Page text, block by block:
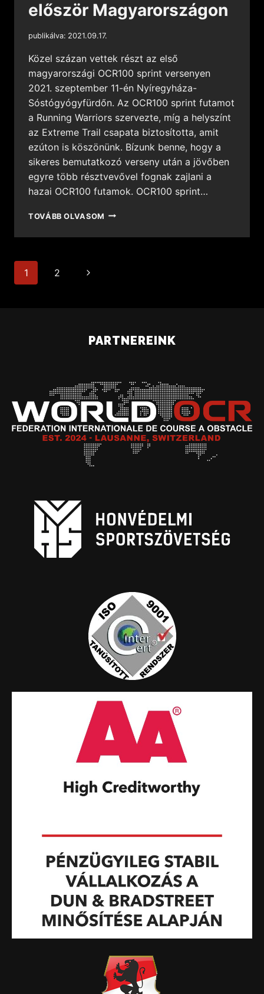
először Magyarországon
publikálva: 2021.09.17.
Közel százan vettek részt az első
magyarországi OCR100 sprint versenyen
2021. szeptember 11-én Nyíregyháza-
Sóstógyógyfürdőn. Az OCR100 sprint futamot
a Running Warriors szervezte, míg a helyszínt
az Extreme Trail csapata biztosította, amit
ezúton is köszönünk. Bízunk benne, hogy a
sikeres bemutatkozó verseny után a jövőben
egyre több résztvevővel fognak zajlani a
hazai OCR100 futamok. OCR100 sprint…
TOVÁBB OLVASOM
1 2
PARTNEREINK